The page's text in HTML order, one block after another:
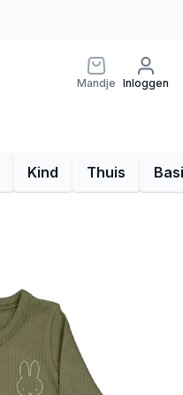
Mandje Inloggen
Kind Thuis